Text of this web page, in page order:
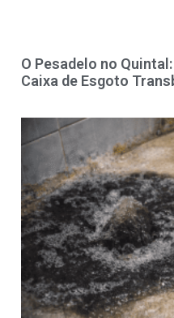
O Pesadelo no
Caixa de Esgoto